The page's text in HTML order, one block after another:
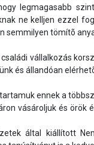
legmagasabb
ne kelljen ezzel
semmilyen tömítõ
és állandóan
ennek a
vásároljuk és örök
által kiállított